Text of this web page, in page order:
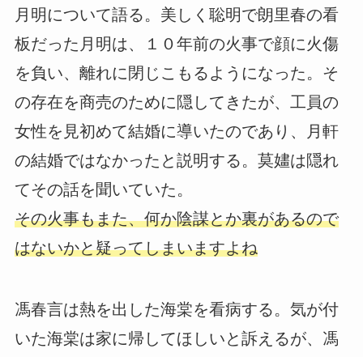
月明について語る。美しく聡明で朗里春の看
板だった月明は、１０年前の火事で顔に火傷
を負い、離れに閉じこもるようになった。そ
の存在を商売のために隠してきたが、工員の
女性を見初めて結婚に導いたのであり、月軒
の結婚ではなかったと説明する。莫嫿は隠れ
てその話を聞いていた。
その火事もまた、何か陰謀とか裏があるので
はないかと疑ってしまいますよね
馮春言は熱を出した海棠を看病する。気が付
いた海棠は家に帰してほしいと訴えるが、馮